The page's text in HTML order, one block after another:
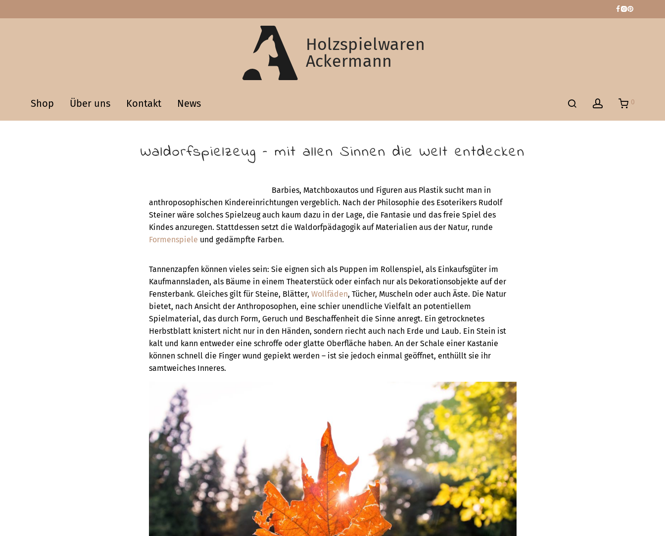
Holzspielwaren
Ackermann
Shop Über uns Kontakt News 0
Waldorfspielzeug – mit allen Sinnen die Welt entdecken
Barbies, Matchboxautos und Figuren aus Plastik sucht man in
anthroposophischen Kindereinrichtungen vergeblich. Nach der Philosophie des Esoterikers Rudolf
Steiner wäre solches Spielzeug auch kaum dazu in der Lage, die Fantasie und das freie Spiel des
Kindes anzuregen. Stattdessen setzt die Waldorfpädagogik auf Materialien aus der Natur, runde
Formenspiele und gedämpfte Farben.
Tannenzapfen können vieles sein: Sie eignen sich als Puppen im Rollenspiel, als Einkaufsgüter im
Kaufmannsladen, als Bäume in einem Theaterstück oder einfach nur als Dekorationsobjekte auf der
Fensterbank. Gleiches gilt für Steine, Blätter, Wollfäden, Tücher, Muscheln oder auch Äste. Die Natur
bietet, nach Ansicht der Anthroposophen, eine schier unendliche Vielfalt an potentiellem
Spielmaterial, das durch Form, Geruch und Beschaffenheit die Sinne anregt. Ein getrocknetes
Herbstblatt knistert nicht nur in den Händen, sondern riecht auch nach Erde und Laub. Ein Stein ist
kalt und kann entweder eine schroffe oder glatte Oberfläche haben. An der Schale einer Kastanie
können schnell die Finger wund gepiekt werden – ist sie jedoch einmal geöffnet, enthüllt sie ihr
samtweiches Inneres.